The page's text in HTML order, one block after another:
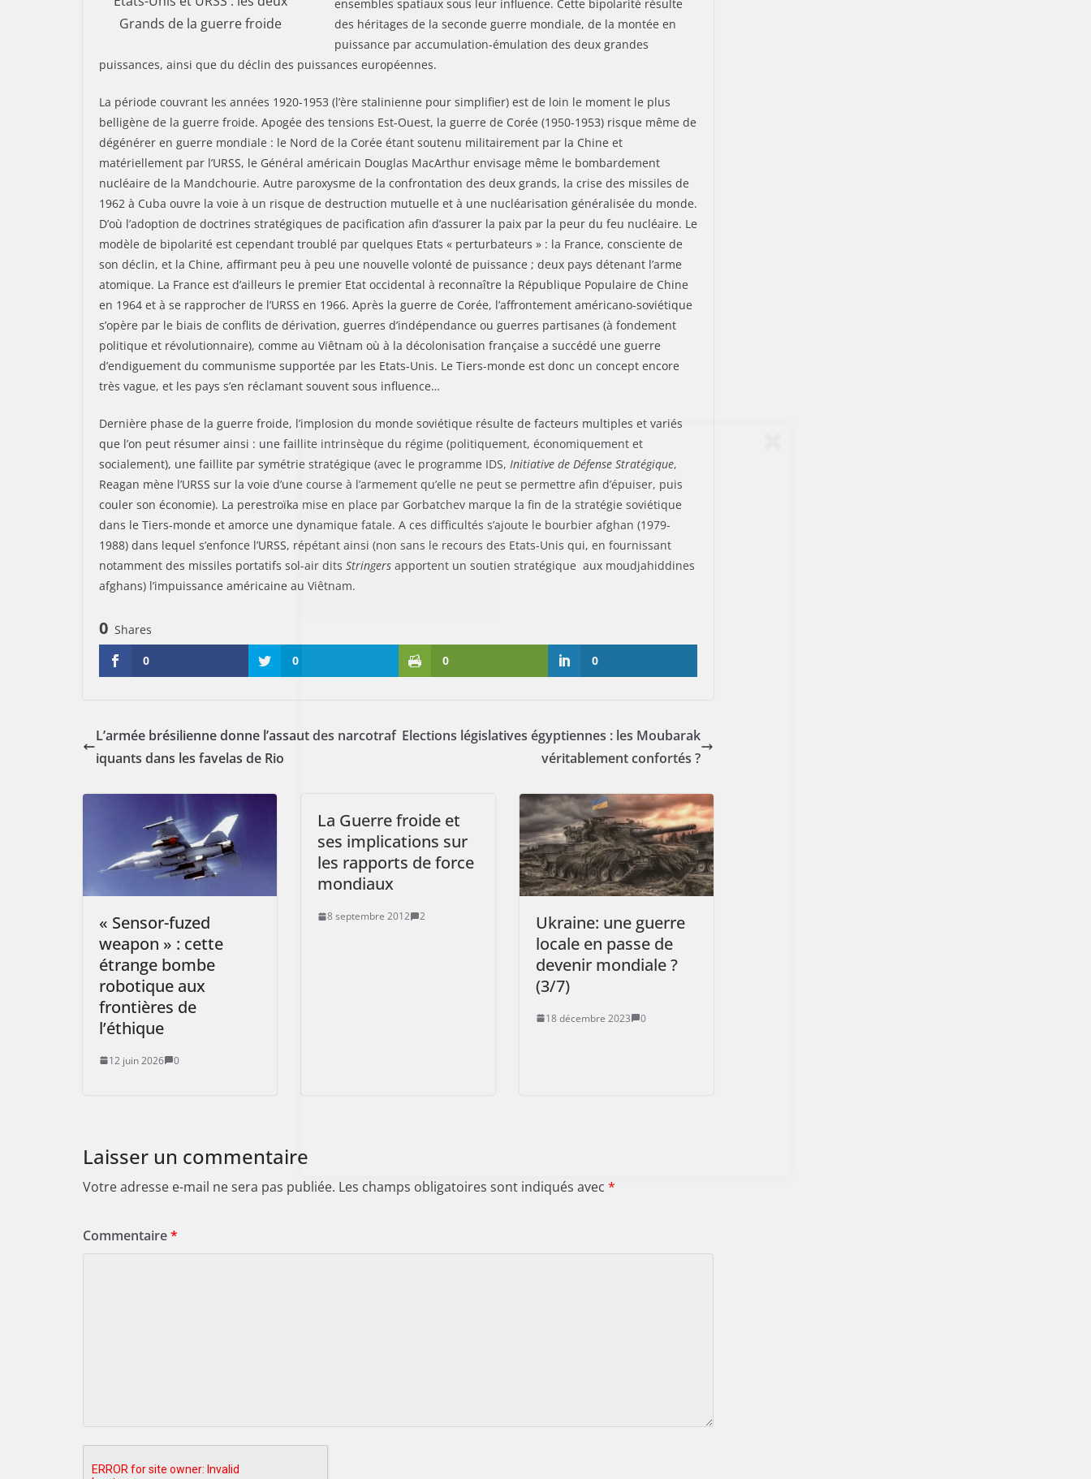
Grands de la guerre froide
ensembles spatiaux sous leur influence. Cette bipolarité résulte
des héritages de la seconde guerre mondiale, de la montée en
puissance par accumulation-émulation des deux grandes
puissances, ainsi que du déclin des puissances européennes.
La période couvrant les années 1920-1953 (l’ère stalinienne pour simplifier) est de loin le moment le plus
belligène de la guerre froide. Apogée des tensions Est-Ouest, la guerre de Corée (1950-1953) risque même de
dégénérer en guerre mondiale : le Nord de la Corée étant soutenu militairement par la Chine et
matériellement par l’URSS, le Général américain Douglas MacArthur envisage même le bombardement
nucléaire de la Mandchourie. Autre paroxysme de la confrontation des deux grands, la crise des missiles de
1962 à Cuba ouvre la voie à un risque de destruction mutuelle et à une nucléarisation généralisée du monde.
D’où l’adoption de doctrines stratégiques de pacification afin d’assurer la paix par la peur du feu nucléaire. Le
modèle de bipolarité est cependant troublé par quelques Etats « perturbateurs » : la France, consciente de
son déclin, et la Chine, affirmant peu à peu une nouvelle volonté de puissance ; deux pays détenant l’arme
atomique. La France est d’ailleurs le premier Etat occidental à reconnaître la République Populaire de Chine
en 1964 et à se rapprocher de l’URSS en 1966. Après la guerre de Corée, l’affrontement américano-soviétique
s’opère par le biais de conflits de dérivation, guerres d’indépendance ou guerres partisanes (à fondement
politique et révolutionnaire), comme au Viêtnam où à la décolonisation française a succédé une guerre
d’endiguement du communisme supportée par les Etats-Unis. Le Tiers-monde est donc un concept encore
très vague, et les pays s’en réclamant souvent sous influence…
Dernière phase de la guerre froide, l’implosion du monde soviétique résulte de facteurs multiples et variés
que l’on peut résumer ainsi : une faillite intrinsèque du régime (politiquement, économiquement et
socialement), une faillite par symétrie stratégique (avec le programme IDS, Initiative de Défense Stratégique,
Reagan mène l’URSS sur la voie d’une course à l’armement qu’elle ne peut se permettre afin d’épuiser, puis
couler son économie). La perestroïka mise en place par Gorbatchev marque la fin de la stratégie soviétique
dans le Tiers-monde et amorce une dynamique fatale. A ces difficultés s’ajoute le bourbier afghan (1979-
1988) dans lequel s’enfonce l’URSS, répétant ainsi (non sans le recours des Etats-Unis qui, en fournissant
notamment des missiles portatifs sol-air dits Stringers apportent un soutien stratégique aux moudjahiddines
afghans) l’impuissance américaine au Viêtnam.
0 Shares
0
0 0 0
L’armée brésilienne donne l’assaut des narcotraf
iquants dans les favelas de Rio
Elections législatives égyptiennes : les Moubarak
véritablement confortés ?
« Sensor-fuzed
weapon » : cette
étrange bombe
robotique aux
frontières de
l’éthique
12 juin 2026 0
La Guerre froide et
ses implications sur
les rapports de force
mondiaux
8 septembre 2012 2
Ukraine: une guerre
locale en passe de
devenir mondiale ?
(3/7)
18 décembre 2023 0
Laisser un commentaire
Votre adresse e-mail ne sera pas publiée. Les champs obligatoires sont indiqués avec *
Commentaire*